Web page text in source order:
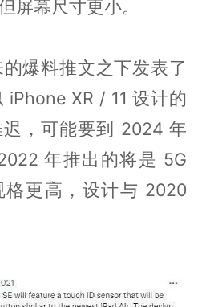
屏幕尺寸更小。
爆料推文之下发表了
XR / 11 设计的
，可能要到 2024 年
年推出的将是 5G
格更高，设计与 2020